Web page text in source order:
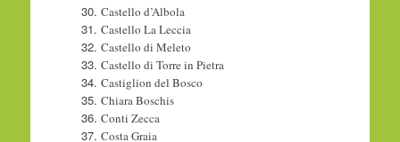
Castello d’Albola
Castello La Leccia
Castello di Meleto
Castello di Torre in Pietra
Castiglion del Bosco
Chiara Boschis
Conti Zecca
Costa Graia